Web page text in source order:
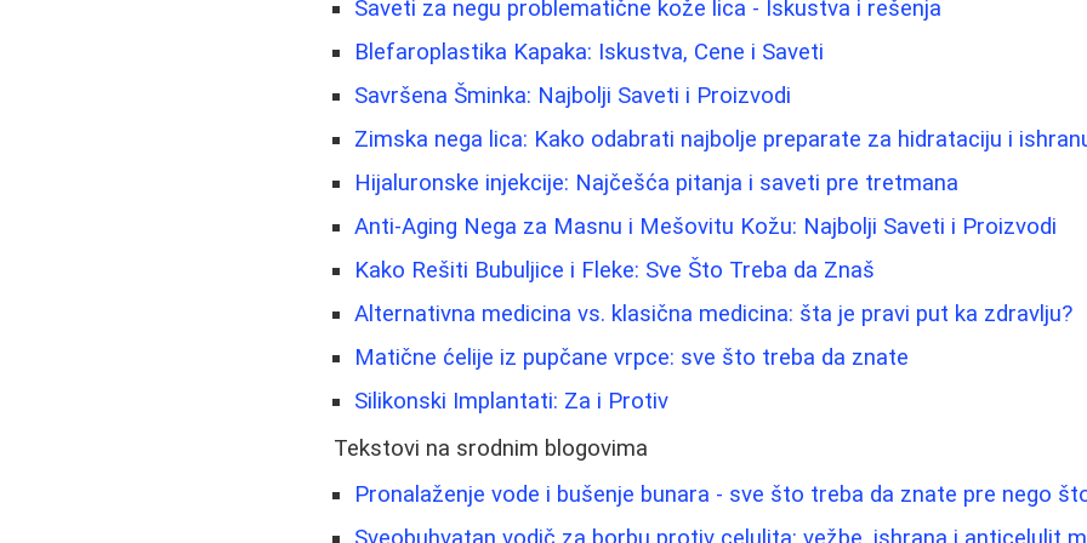
Saveti za negu problematične kože lica - Iskustva i rešenja
Blefaroplastika Kapaka: Iskustva, Cene i Saveti
Savršena Šminka: Najbolji Saveti i Proizvodi
Zimska nega lica: Kako odabrati najbolje preparate za hidrataciju i
Hijaluronske injekcije: Najčešća pitanja i saveti pre tretmana
Anti-Aging Nega za Masnu i Mešovitu Kožu: Najbolji Saveti i Proizvodi
Kako Rešiti Bubuljice i Fleke: Sve Što Treba da Znaš
Alternativna medicina vs. klasična medicina: šta je pravi put ka zdravlju?
Matične ćelije iz pupčane vrpce: sve što treba da znate
Silikonski Implantati: Za i Protiv
Tekstovi na srodnim blogovima
Pronalaženje vode i bušenje bunara - sve što treba da znate pre nego